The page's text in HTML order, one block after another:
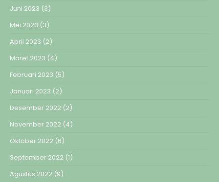
Juni 2023 (3)
Mei 2023 (3)
April 2023 (2)
Maret 2023 (4)
Februari 2023 (5)
Januari 2023 (2)
Desember 2022 (2)
November 2022 (4)
Oktober 2022 (6)
September 2022 (1)
Agustus 2022 (9)